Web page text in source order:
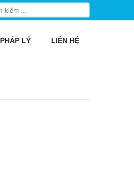
PHÁP LÝ LIÊN HỆ